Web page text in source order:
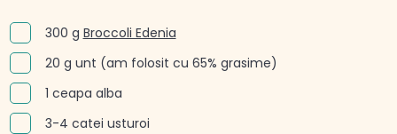
300 g Broccoli Edenia
20 g unt (am folosit cu 65% grasime)
1 ceapa alba
3-4 catei usturoi